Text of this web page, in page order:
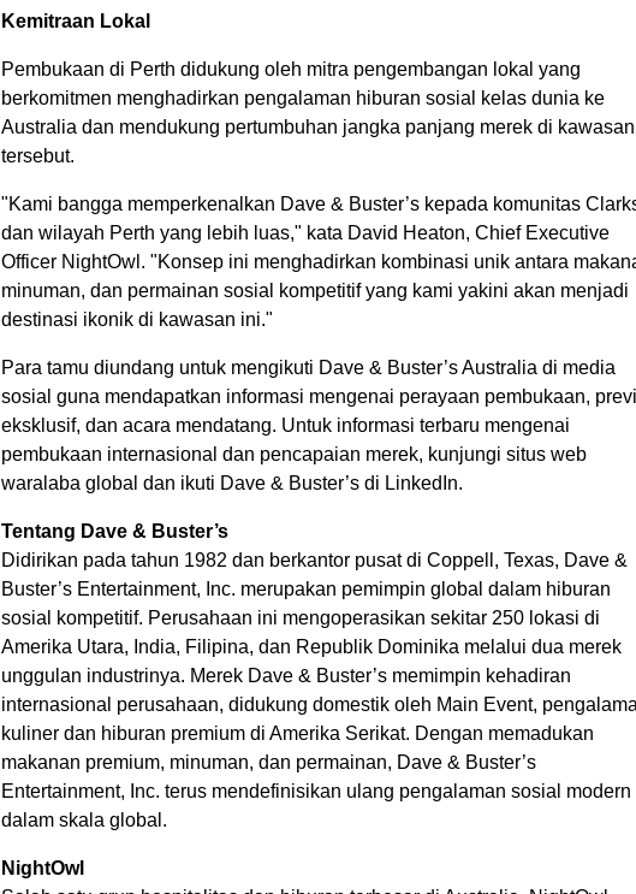
Kemitraan Lokal
Pembukaan di Perth didukung oleh mitra pengembangan lokal yang
berkomitmen menghadirkan pengalaman hiburan sosial kelas dunia ke
Australia dan mendukung pertumbuhan jangka panjang merek di kawasan
tersebut.
"Kami bangga memperkenalkan Dave & Buster’s kepada komunitas
dan wilayah Perth yang lebih luas," kata David Heaton, Chief Executive
Officer NightOwl. "Konsep ini menghadirkan kombinasi unik antara
minuman, dan permainan sosial kompetitif yang kami yakini akan menjadi
destinasi ikonik di kawasan ini."
Para tamu diundang untuk mengikuti Dave & Buster’s Australia di media
sosial guna mendapatkan informasi mengenai perayaan pembukaan,
eksklusif, dan acara mendatang. Untuk informasi terbaru mengenai
pembukaan internasional dan pencapaian merek, kunjungi situs web
waralaba global dan ikuti Dave & Buster’s di LinkedIn.
Tentang Dave & Buster’s
Didirikan pada tahun 1982 dan berkantor pusat di Coppell, Texas, Dave &
Buster’s Entertainment, Inc. merupakan pemimpin global dalam hiburan
sosial kompetitif. Perusahaan ini mengoperasikan sekitar 250 lokasi di
Amerika Utara, India, Filipina, dan Republik Dominika melalui dua merek
unggulan industrinya. Merek Dave & Buster’s memimpin kehadiran
internasional perusahaan, didukung domestik oleh Main Event,
kuliner dan hiburan premium di Amerika Serikat. Dengan memadukan
makanan premium, minuman, dan permainan, Dave & Buster’s
Entertainment, Inc. terus mendefinisikan ulang pengalaman sosial modern
dalam skala global.
NightOwl